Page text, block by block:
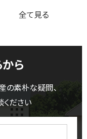
全て見る
ら
の素朴な疑問、
ださい